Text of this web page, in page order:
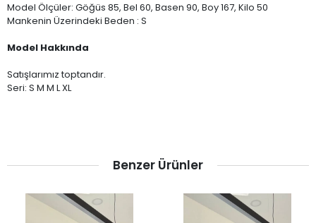
Model Ölçüler: Göğüs 85, Bel 60, Basen 90, Boy 167, Kilo 50
Mankenin Üzerindeki Beden : S
Model Hakkında
Satışlarımız toptandır.
Seri: S M M L XL
Benzer Ürünler